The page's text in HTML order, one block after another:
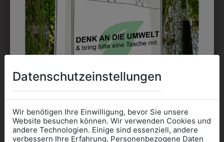
9HGW013910
HERRENGILET
€ 73,90
9HGW01K3910
HERRENGILET
CHERRY
€ 73,90
Datenschutzeinstellungen
Wir benötigen Ihre Einwilligung, bevor Sie unsere
Website besuchen können. Wir verwenden Cookies und
andere Technologien. Einige sind essenziell, andere
verbessern Ihre Erfahrung. Personenbezogene Daten